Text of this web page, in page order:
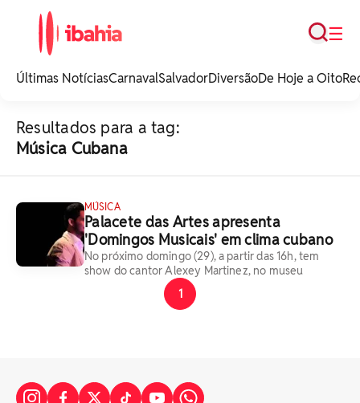
noticias e
☰
Busca
Últimas NotíciasCarnavalSalvadorDiversãoDe Hoje a Oito
Resultados para a tag:
Música Cubana
MÚSICA
Palacete das Artes apresenta
'Domingos Musicais' em clima cubano
No próximo domingo (29), a partir das 16h, tem
show do cantor Alexey Martinez, no museu
1